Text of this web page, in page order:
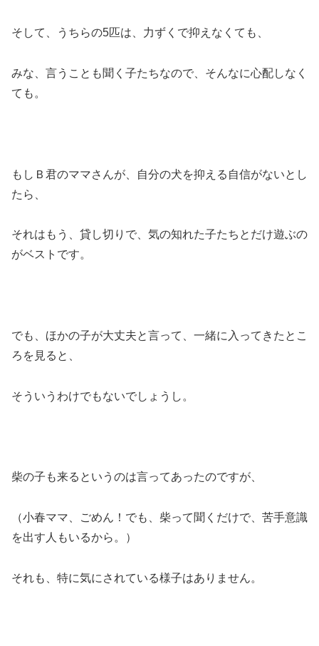
そして、うちらの5匹は、力ずくで抑えなくても、
みな、言うことも聞く子たちなので、そんなに心配しなく
ても。
もしＢ君のママさんが、自分の犬を抑える自信がないとし
たら、
それはもう、貸し切りで、気の知れた子たちとだけ遊ぶの
がベストです。
でも、ほかの子が大丈夫と言って、一緒に入ってきたとこ
ろを見ると、
そういうわけでもないでしょうし。
柴の子も来るというのは言ってあったのですが、
（小春ママ、ごめん！でも、柴って聞くだけで、苦手意識
を出す人もいるから。）
それも、特に気にされている様子はありません。